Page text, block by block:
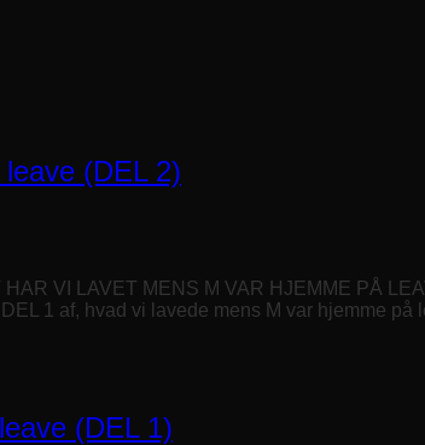
(DEL 2)
VI LAVET MENS M VAR HJEMME PÅ
1 af, hvad vi lavede mens M var hjemme
(DEL 1)